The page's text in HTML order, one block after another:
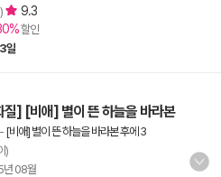
9.3
할인
3일
] [비애] 별이 뜬 하늘을 바라본
- [비애] 별이 뜬 하늘을 바라본 후에 3
)
08월